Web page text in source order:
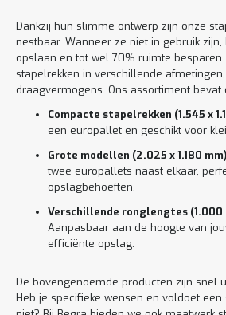
Dankzij hun slimme ontwerp zijn onze
nestbaar. Wanneer ze niet in gebruik
opslaan en tot wel 70% ruimte besparen.
stapelrekken in verschillende
draagvermogens. Ons assortiment bevat
Compacte stapelrekken (1.545 x
een europallet en geschikt voor
Grote modellen (2.025 x 1.180 mm)
twee europallets naast elkaar,
opslagbehoeften.
Verschillende ronglengtes (1.000
Aanpasbaar aan de hoogte van
efficiënte opslag.
De bovengenoemde producten zijn snel
Heb je specifieke wensen en voldoet